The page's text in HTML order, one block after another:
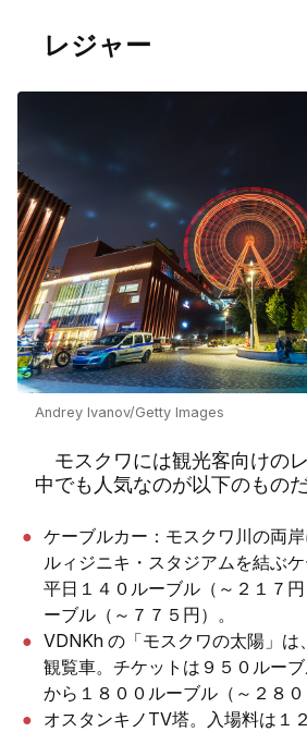
レジャー
Andrey Ivanov/Getty Images
モスクワには観光客向けのレ
中でも人気なのが以下のものだ
ケーブルカー：モスクワ川の両
ルィジニキ・スタジアムを結ぶ
平日１４０ルーブル（～２１７
ーブル（～７７５円）。
VDNKh の「モスクワの太陽」は
観覧車。チケットは９５０ルーブ
から１８００ルーブル（～２８０
オスタンキノTV塔。入場料は１